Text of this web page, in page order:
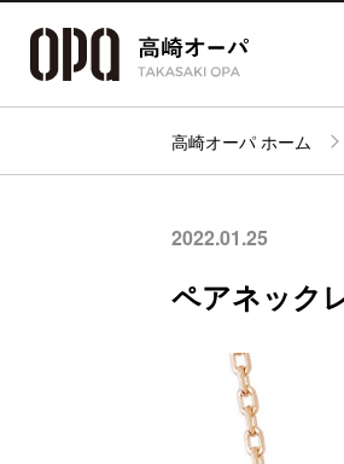
高崎オーパ ホーム
2022.01.25
ペアネック